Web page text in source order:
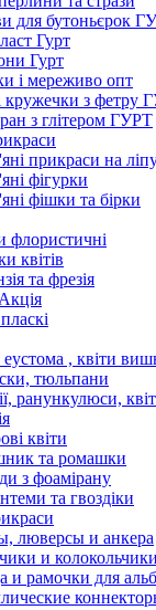
для бутоньєрок
Гурт
Гурт
і мереживо опт
кружечки з фетру
з глітером ГУРТ
прикраси на
фігурки
фішки та бірки
флористичні
квітів
та фрезія
, квіти
тюльпани
ранункулюси,
квіти
та ромашки
з фоамірану
та гвоздіки
люверсы и анкера
и колокольчики
и рамочки для